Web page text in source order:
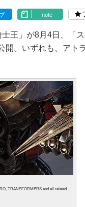
note
王」が8月4日、「
開。いずれも、アト
TRANSFORMERS and all related